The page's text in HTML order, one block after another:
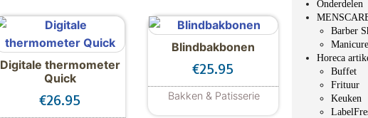
Digitale thermometer
Quick
€26.95
Blindbakbonen
€25.95
Bakken & Patisserie
Onderdelen
Barber
Horeca
Buffet
Frituur
Keuken